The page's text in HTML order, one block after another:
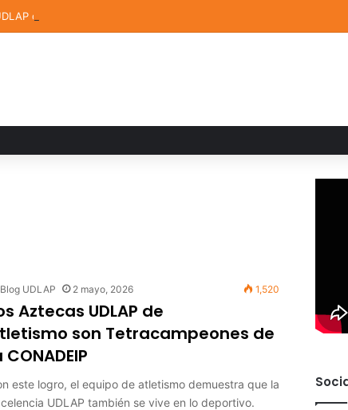
destacan en el MUTVI 2026
Blog UDLAP 2 mayo, 2026 1,520
Aztecas UDLAP de
son Tetracampeones de
CONADEIP
este logro, el equipo de atletismo demuestra que la
UDLAP también se vive en lo deportivo.